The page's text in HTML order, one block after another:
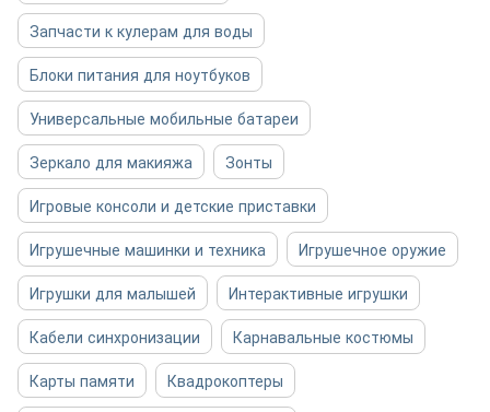
Запчасти к кулерам для воды
Блоки питания для ноутбуков
Универсальные мобильные батареи
Зеркало для макияжа
Зонты
Игровые консоли и детские приставки
Игрушечные машинки и техника
Игрушечное оружие
Игрушки для малышей
Интерактивные игрушки
Кабели синхронизации
Карнавальные костюмы
Карты памяти
Квадрокоптеры